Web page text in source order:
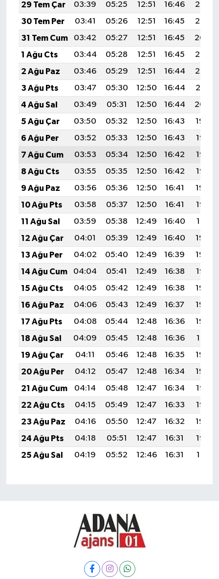
29 Tem Çar
03:39 05:25 12:51 16:46
20:06
30 Tem Per
03:41 05:26 12:51 16:45
20:05
31 Tem Cum
03:42 05:27 12:51 16:45
20:04
1 Ağu Cts
03:44 05:28 12:51 16:45
20:03
2 Ağu Paz
03:46 05:29 12:51 16:44
20:02
3 Ağu Pts
03:47 05:30 12:50 16:44
20:01
4 Ağu Sal
03:49 05:31 12:50 16:44
20:00
5 Ağu Çar
03:50 05:32 12:50 16:43
19:59
6 Ağu Per
03:52 05:33 12:50 16:43
19:57
7 Ağu Cum
03:53 05:34 12:50 16:42
19:56
8 Ağu Cts
03:55 05:35 12:50 16:42
19:55
9 Ağu Paz
03:56 05:36 12:50 16:41
19:54
10 Ağu Pts
03:58 05:37 12:50 16:41
19:52
11 Ağu Sal
03:59 05:38 12:49 16:40
19:51
12 Ağu Çar
04:01 05:39 12:49 16:40
19:50
13 Ağu Per
04:02 05:40 12:49 16:39
19:48
14 Ağu Cum
04:04 05:41 12:49 16:38
19:47
15 Ağu Cts
04:05 05:42 12:49 16:38
19:46
16 Ağu Paz
04:06 05:43 12:49 16:37
19:44
17 Ağu Pts
04:08 05:44 12:48 16:36
19:43
18 Ağu Sal
04:09 05:45 12:48 16:36
19:41
19 Ağu Çar
04:11 05:46 12:48 16:35
19:40
20 Ağu Per
04:12 05:47 12:48 16:34
19:39
21 Ağu Cum
04:14 05:48 12:47 16:34
19:37
22 Ağu Cts
04:15 05:49 12:47 16:33
19:36
23 Ağu Paz
04:16 05:50 12:47 16:32
19:34
24 Ağu Pts
04:18 05:51 12:47 16:31
19:33
25 Ağu Sal
04:19 05:52 12:46 16:31 19:31